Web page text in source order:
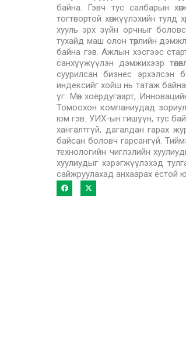
байна. Гэвч тус салбарын
тогтвортой хөгжүүлэхийн тулд
хууль эрх зүйн орчныг
тухайд маш олон төрлийн
байна гэв. Ажлын хэсгээс
санхүүжүүлэн дэмжихээр
суурилсан бизнес эрхэлсэн
индексийг хойш нь татаж
үг. Мөн хоёрдугаарт,
Томоохон компаниудад
юм гэв. УИХ-ын гишүүн, тус
хангалтгүй, дагалдан гарах
байсан боловч гарсангүй.
технологийн чиглэлийн
хуулиудыг хэрэгжүүлэхэд
сайжруулахад анхаарах